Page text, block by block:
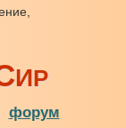
ИР
форум